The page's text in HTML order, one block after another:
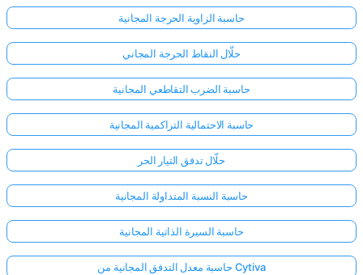
حاسبة الزاوية الحرجة المجانية
حلّال النقاط الحرجة المجاني
حاسبة الضرب التقاطعي المجانية
حاسبة الاحتمالية التراكمية المجانية
حلّال تدفق التيار الحر
حاسبة النسبة المتداولة المجانية
حاسبة السيرة الذاتية المجانية
حاسبة معدل التدفق المجانية من Cytiva